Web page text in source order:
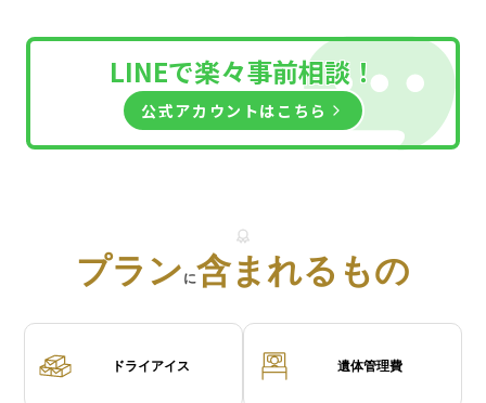
LINEで楽々事前相談！
公式アカウントはこちら
プラン に含まれるもの
ドライアイス 遺体管理費